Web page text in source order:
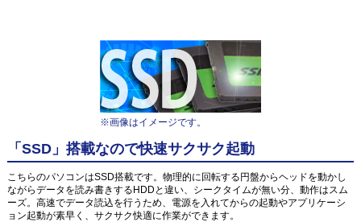
※画像はイメージです。
「SSD」搭載なので快速サクサク起動
こちらのパソコンはSSD搭載です。物理的に回転する円盤からヘッドを動かし
ながらデータを読み書きするHDDと違い、シークタイムが無い分、動作はスム
ーズ。高速でデータ読込を行うため、電源を入れてからの起動やアプリケーシ
ョン起動が素早く、サクサク快適に作業ができます。